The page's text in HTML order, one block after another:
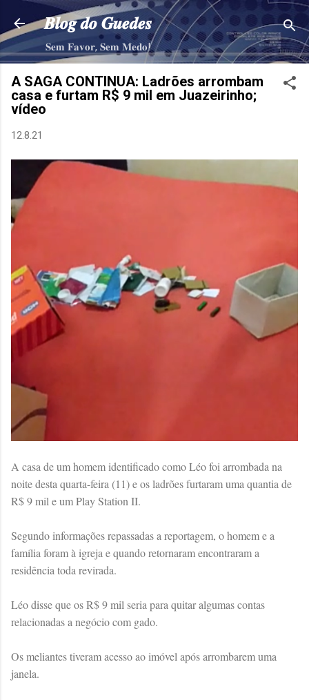
Pular para o conteúdo principal
𝑩𝒍𝒐𝒈 𝒅𝒐 𝑮𝒖𝒆𝒅𝒆𝒔
𝐒𝐞𝐦 𝐅𝐚𝐯𝐨𝐫, 𝐒𝐞𝐦 𝐌𝐞𝐝𝐨!
A SAGA CONTINUA: Ladrões arrombam
casa e furtam R$ 9 mil em Juazeirinho;
vídeo
12.8.21
A casa de um homem identificado como Léo foi arrombada na
noite desta quarta-feira (11) e os ladrões furtaram uma quantia de
R$ 9 mil e um Play Station II.
Segundo informações repassadas a reportagem, o homem e a
família foram à igreja e quando retornaram encontraram a
residência toda revirada.
Léo disse que os R$ 9 mil seria para quitar algumas contas
relacionadas a negócio com gado.
Os meliantes tiveram acesso ao imóvel após arrombarem uma
janela.